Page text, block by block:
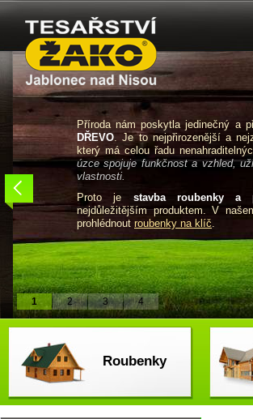
Příroda nám poskytla jedinečný a
DŘEVO. Je to nejpřirozenější a
který má celou řadu
úzce spojuje funkčnost a vzhled,
vlastnosti.
Proto je stavba roubenky a
nejdůležitějším produktem. V
prohlédnout roubenky na klíč.
1 2 3 4
Roubenky